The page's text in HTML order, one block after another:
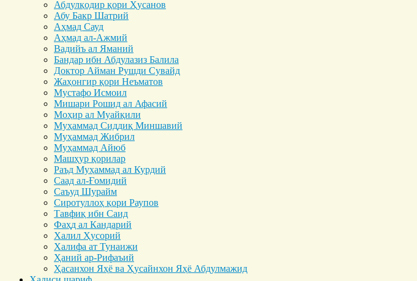
Абдулқодир қори Ҳусанов
Абу Бакр Шатрий
Аҳмад Сауд
Аҳмад ал-Ажмий
Вадийъ ал Яманий
Бандар ибн Абдулазиз Балила
Доктор Айман Рушди Сувайд
Жаҳонгир қори Неъматов
Мустафо Исмоил
Мишари Рошид ал Афасий
Моҳир ал Муайқили
Муҳаммад Cиддиқ Миншавий
Муҳаммад Жибрил
Муҳаммад Айюб
Машҳур қорилар
Раъд Муҳаммад ал Курдий
Саад ал-Ғомидий
Саъуд Шурайм
Сиротуллоҳ қори Раупов
Тавфиқ ибн Саид
Фаҳд ал Кандарий
Халил Ҳусорий
Халифа ат Тунаижи
Ҳаний ар-Рифаъий
Ҳасанхон Яҳё ва Ҳусайнхон Яҳё Абдулмажид